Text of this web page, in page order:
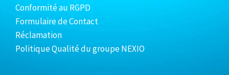
Conformité au RGPD
Formulaire de Contact
Réclamation
Politique Qualité du groupe NEXIO